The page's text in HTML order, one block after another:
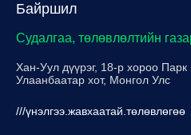
Байршил
Судалгаа, төлөвлөлтийн
Хан-Уул дүүрэг, 18-р хороо
Улаанбаатар хот, Монгол Улс
///үнэлгээ.жавхаатай.төлөвлөгөө